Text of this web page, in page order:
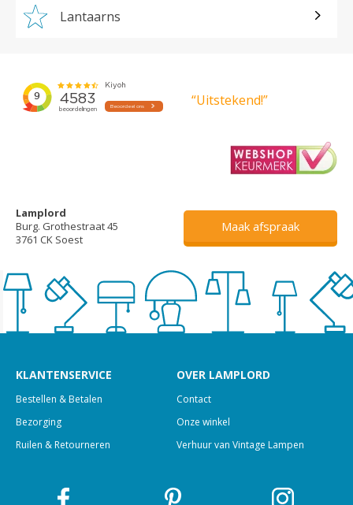
Lantaarns
“Uitstekend!”
Lamplord
Burg. Grothestraat 45
3761 CK Soest
Maak afspraak
KLANTENSERVICE
Bestellen & Betalen
Bezorging
Ruilen & Retourneren
OVER LAMPLORD
Contact
Onze winkel
Verhuur van Vintage Lampen